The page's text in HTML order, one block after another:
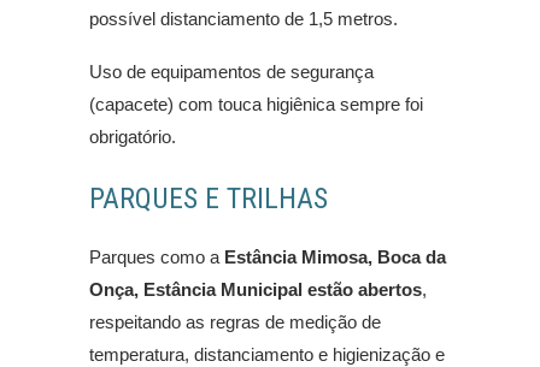
possível distanciamento de 1,5 metros.
Uso de equipamentos de segurança
(capacete) com touca higiênica sempre foi
obrigatório.
PARQUES E TRILHAS
Parques como a Estância Mimosa, Boca da
Onça, Estância Municipal estão abertos,
respeitando as regras de medição de
temperatura, distanciamento e higienização e